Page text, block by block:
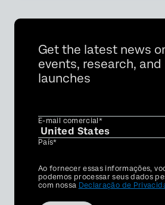
Get the latest news
events, research,
launches
E-mail comercial*
País*
Privacy
Optin
Ao fornecer essas informações,
podemos processar seus dados
com nossa Declaração de